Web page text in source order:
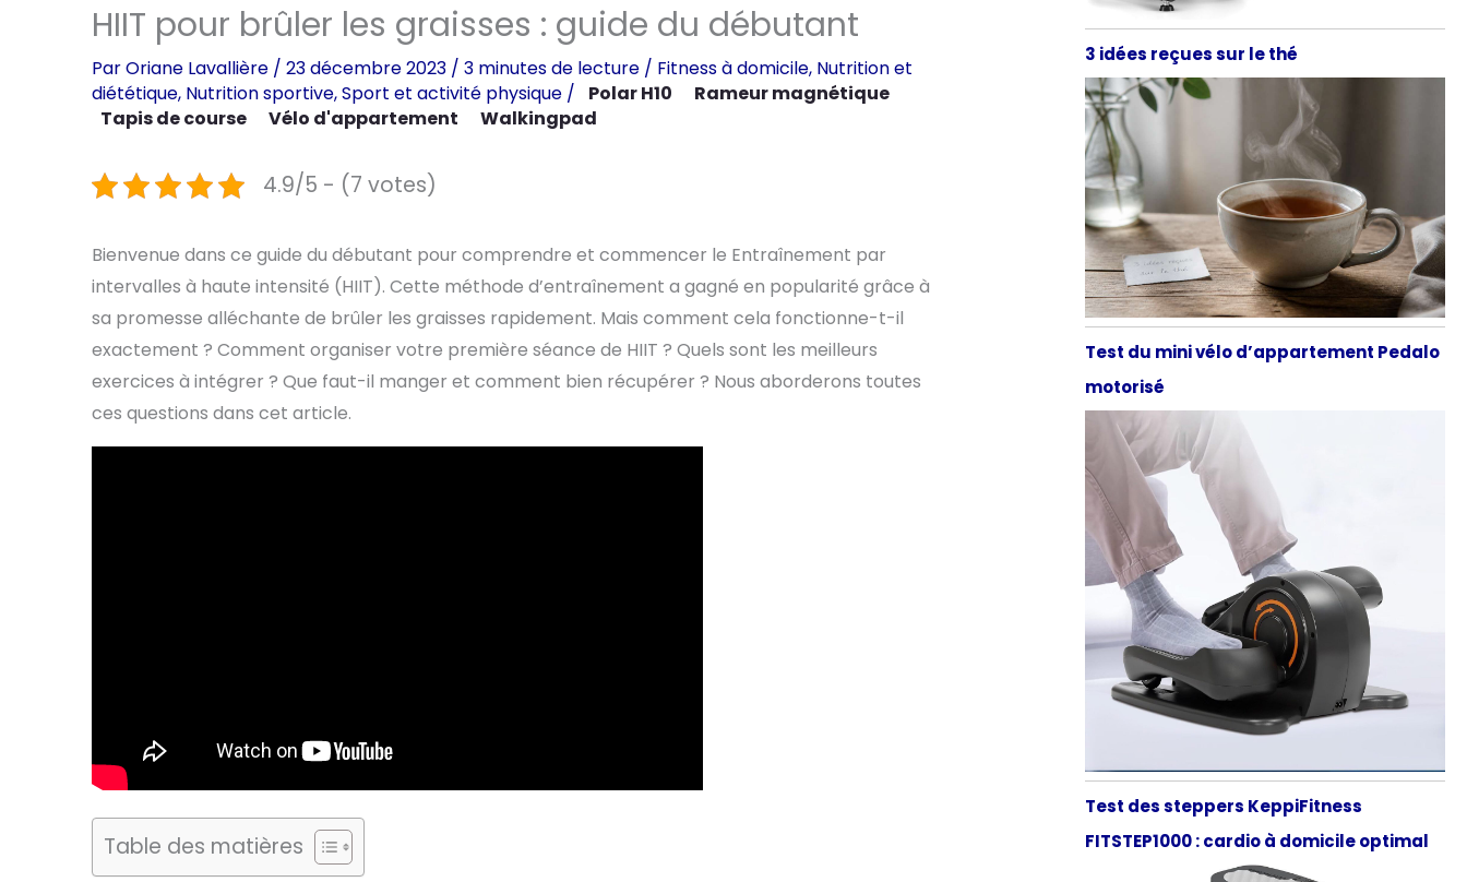
HIIT pour brûler les graisses : guide du débutant
ParOriane Lavallière / 23 décembre 2023 / 3 minutes de lecture / Fitness à domicile, Nutrition et
diététique, Nutrition sportive,Sport et activité physique / Polar H10
Rameur magnétique
Tapis de course
Vélo d'appartement Walkingpad
4.9/5 - (7 votes)
Bienvenue dans ce guide du débutant pour comprendre et commencer le Entraînement par
intervalles à haute intensité (HIIT). Cette méthode d’entraînement a gagné en popularité grâce à
sa promesse alléchante de brûler les graisses rapidement. Mais comment cela fonctionne-t-il
exactement ? Comment organiser votre première séance de HIIT ? Quels sont les meilleurs
exercices à intégrer ? Que faut-il manger et comment bien récupérer ? Nous aborderons toutes
ces questions dans cet article.
Table des matières
3 idées reçues sur le thé
Test du mini vélo d’appartement Pedalo
motorisé
Test des steppers KeppiFitness
FITSTEP1000 : cardio à domicile optimal